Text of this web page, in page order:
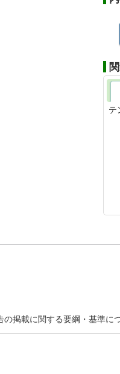
テ
の掲載に関する要綱・基準に